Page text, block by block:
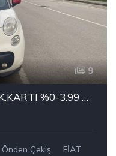
9
TAMAMINA TİCARİ KREDİ-K.KARTI %0-3.99 ÇEK-2.99 SENET-ÇKS SATIŞ
Önden Çekiş
FİAT